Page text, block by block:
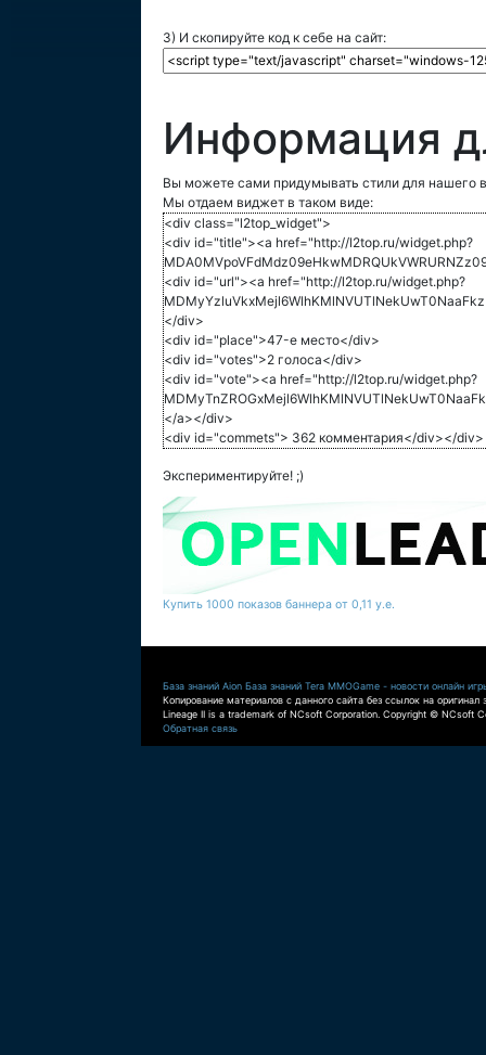
3) И скопируйте код к себе на сайт:
Информация
Вы можете сами придумывать стили для нашего
Мы отдаем виджет в таком виде:
<div class="l2top_widget">
<div id="title"><a href="http://l2top.ru/widget.php?
<div id="url"><a href="http://l2top.ru/widget.php?
</div>
<div id="place">47-е место</div>
<div id="votes">2 голоса</div>
<div id="vote"><a href="http://l2top.ru/widget.php?
</a></div>
<div id="commets"> 362 комментария</div></div>
Экспериментируйте! ;)
Купить 1000 показов баннера от 0,11 у.е.
База знаний Aion База знаний Tera MMOGame - новости онлайн
Копирование материалов с данного сайта без ссылок на оригинал
Lineage II is a trademark of NCsoft Corporation. Copyright © NCsoft
Обратная связь